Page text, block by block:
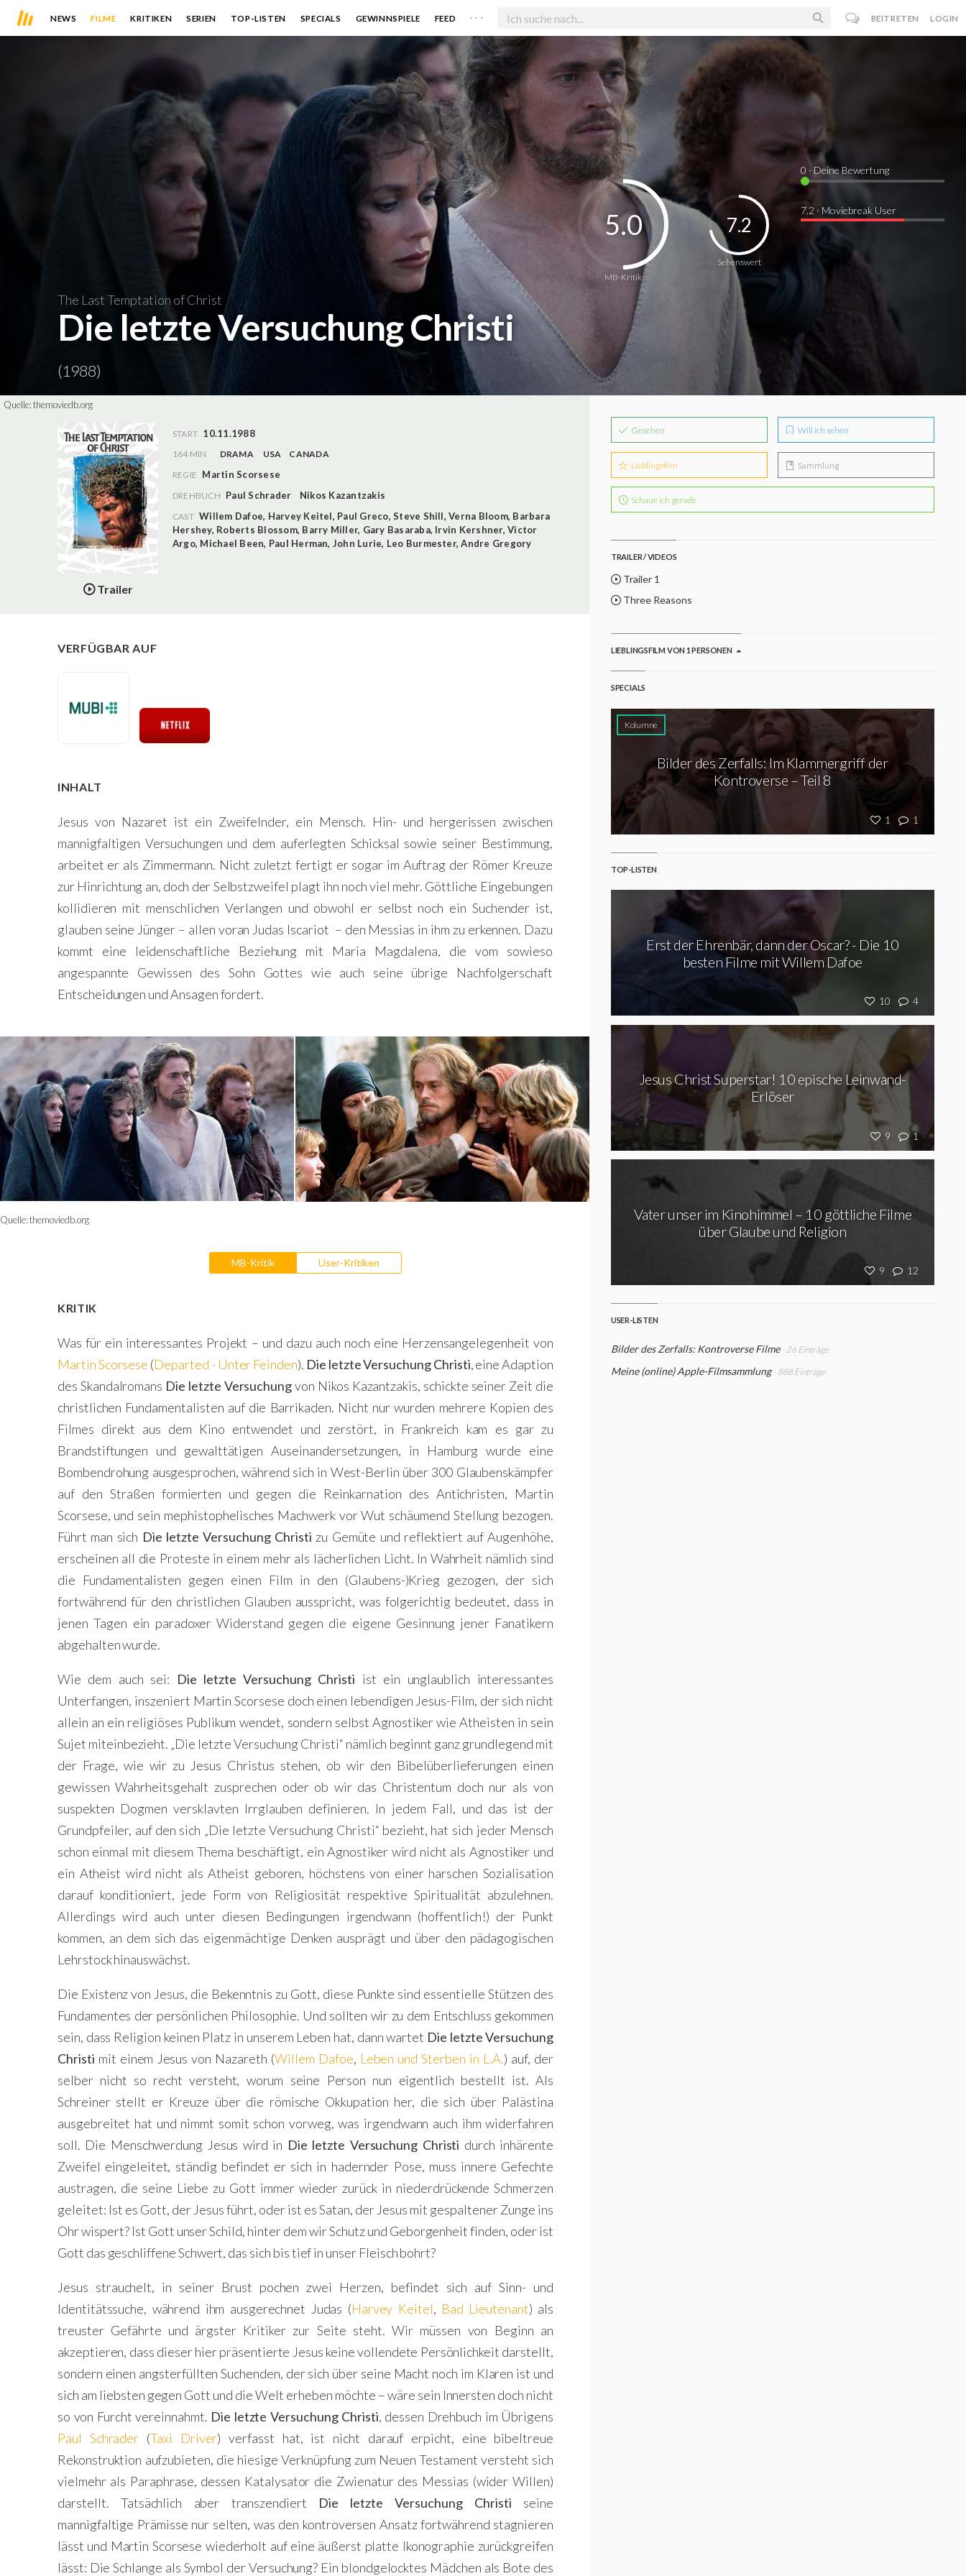
NEWS FILME KRITIKEN SERIEN TOP-LISTEN SPECIALS GEWINNSPIELE FEED . . . BEITRETEN LOGIN
The Last Temptation of Christ
Die letzte Versuchung Christi
(1988)
MB-Kritik
5.0
Sehenswert
7.2
0 · Deine Bewertung
7.2 · Moviebreak User
Quelle:themoviedb.org
Trailer
START 10.11.1988
164 MIN DRAMA USA
CANADA
REGIE Martin Scorsese
DREHBUCH Paul Schrader Nikos Kazantzakis
CAST Willem Dafoe, Harvey Keitel, Paul Greco,Steve Shill,Verna Bloom, Barbara
Hershey, Roberts Blossom, Barry Miller, Gary Basaraba, Irvin Kershner,Victor
Argo, Michael Been, Paul Herman, John Lurie, Leo Burmester,Andre Gregory
VERFÜGBAR AUF
INHALT
Jesus von Nazaret ist ein Zweifelnder, ein Mensch. Hin- und hergerissen zwischen
mannigfaltigen Versuchungen und dem auferlegten Schicksal sowie seiner Bestimmung,
arbeitet er als Zimmermann. Nicht zuletzt fertigt er sogar im Auftrag der Römer Kreuze
zur Hinrichtung an, doch der Selbstzweifel plagt ihn noch viel mehr. Göttliche Eingebungen
kollidieren mit menschlichen Verlangen und obwohl er selbst noch ein Suchender ist,
glauben seine Jünger – allen voran Judas Iscariot – den Messias in ihm zu erkennen. Dazu
kommt eine leidenschaftliche Beziehung mit Maria Magdalena, die vom sowieso
angespannte Gewissen des Sohn Gottes wie auch seine übrige Nachfolgerschaft
Entscheidungen und Ansagen fordert.
Quelle:themoviedb.org
MB-Kritik User-Kritiken
KRITIK
Was für ein interessantes Projekt – und dazu auch noch eine Herzensangelegenheit von
Martin Scorsese (Departed - Unter Feinden). Die letzte Versuchung Christi, eine Adaption
des Skandalromans Die letzte Versuchungvon Nikos Kazantzakis, schickte seiner Zeit die
christlichen Fundamentalisten auf die Barrikaden. Nicht nur wurden mehrere Kopien des
Filmes direkt aus dem Kino entwendet und zerstört, in Frankreich kam es gar zu
Brandstiftungen und gewalttätigen Auseinandersetzungen, in Hamburg wurde eine
Bombendrohung ausgesprochen, während sich in West-Berlin über 300 Glaubenskämpfer
auf den Straßen formierten und gegen die Reinkarnation des Antichristen, Martin
Scorsese, und sein mephistophelisches Machwerk vor Wut schäumend Stellung bezogen.
Führt man sich Die letzte Versuchung Christi zu Gemüte und reflektiert auf Augenhöhe,
erscheinen all die Proteste in einem mehr als lächerlichen Licht. In Wahrheit nämlich sind
die Fundamentalisten gegen einen Film in den (Glaubens-)Krieg gezogen, der sich
fortwährend für den christlichen Glauben ausspricht, was folgerichtig bedeutet, dass in
jenen Tagen ein paradoxer Widerstand gegen die eigene Gesinnung jener Fanatikern
abgehalten wurde.
Wie dem auch sei: Die letzte Versuchung Christi ist ein unglaublich interessantes
Unterfangen, inszeniert Martin Scorsese doch einen lebendigen Jesus-Film, der sich nicht
allein an ein religiöses Publikum wendet, sondern selbst Agnostiker wie Atheisten in sein
Sujet miteinbezieht. „Die letzte Versuchung Christi“ nämlich beginnt ganz grundlegend mit
der Frage, wie wir zu Jesus Christus stehen, ob wir den Bibelüberlieferungen einen
gewissen Wahrheitsgehalt zusprechen oder ob wir das Christentum doch nur als von
suspekten Dogmen versklavten Irrglauben definieren. In jedem Fall, und das ist der
Grundpfeiler, auf den sich „Die letzte Versuchung Christi“ bezieht, hat sich jeder Mensch
schon einmal mit diesem Thema beschäftigt, ein Agnostiker wird nicht als Agnostiker und
ein Atheist wird nicht als Atheist geboren, höchstens von einer harschen Sozialisation
darauf konditioniert, jede Form von Religiosität respektive Spiritualität abzulehnen.
Allerdings wird auch unter diesen Bedingungen irgendwann (hoffentlich!) der Punkt
kommen, an dem sich das eigenmächtige Denken ausprägt und über den pädagogischen
Lehrstock hinauswächst.
Die Existenz von Jesus, die Bekenntnis zu Gott, diese Punkte sind essentielle Stützen des
Fundamentes der persönlichen Philosophie. Und sollten wir zu dem Entschluss gekommen
sein, dass Religion keinen Platz in unserem Leben hat, dann wartet Die letzte Versuchung
Christi mit einem Jesus von Nazareth (Willem Dafoe, Leben und Sterben in L.A.) auf, der
selber nicht so recht versteht, worum seine Person nun eigentlich bestellt ist. Als
Schreiner stellt er Kreuze über die römische Okkupation her, die sich über Palästina
ausgebreitet hat und nimmt somit schon vorweg, was irgendwann auch ihm widerfahren
soll. Die Menschwerdung Jesus wird in Die letzte Versuchung Christi durch inhärente
Zweifel eingeleitet, ständig befindet er sich in hadernder Pose, muss innere Gefechte
austragen, die seine Liebe zu Gott immer wieder zurück in niederdrückende Schmerzen
geleitet: Ist es Gott, der Jesus führt, oder ist es Satan, der Jesus mit gespaltener Zunge ins
Ohr wispert? Ist Gott unser Schild, hinter dem wir Schutz und Geborgenheit finden, oder ist
Gott das geschliffene Schwert, das sich bis tief in unser Fleisch bohrt?
Jesus strauchelt, in seiner Brust pochen zwei Herzen, befindet sich auf Sinn- und
Identitätssuche, während ihm ausgerechnet Judas (Harvey Keitel, Bad Lieutenant) als
treuster Gefährte und ärgster Kritiker zur Seite steht. Wir müssen von Beginn an
akzeptieren, dass dieser hier präsentierte Jesus keine vollendete Persönlichkeit darstellt,
sondern einen angsterfüllten Suchenden, der sich über seine Macht noch im Klaren ist und
sich am liebsten gegen Gott und die Welt erheben möchte – wäre sein Innersten doch nicht
so von Furcht vereinnahmt. Die letzte Versuchung Christi, dessen Drehbuch im Übrigens
Paul Schrader (Taxi Driver) verfasst hat, ist nicht darauf erpicht, eine bibeltreue
Rekonstruktion aufzubieten, die hiesige Verknüpfung zum Neuen Testament versteht sich
vielmehr als Paraphrase, dessen Katalysator die Zwienatur des Messias (wider Willen)
darstellt. Tatsächlich aber transzendiert Die letzte Versuchung Christi seine
mannigfaltige Prämisse nur selten, was den kontroversen Ansatz fortwährend stagnieren
lässt und Martin Scorsese wiederholt auf eine äußerst platte Ikonographie zurückgreifen
lässt: Die Schlange als Symbol der Versuchung? Ein blondgelocktes Mädchen als Bote des
Gesehen Will ich sehen
Lieblingsfilm Sammlung
Schaue ich gerade
TRAILER / VIDEOS
Trailer 1
Three Reasons
LIEBLINGSFILM VON 1 PERSONEN
SPECIALS
Kolumne
1 1
Bilder des Zerfalls: Im Klammergriff der
Kontroverse – Teil 8
TOP-LISTEN
10 4
Erst der Ehrenbär, dann der Oscar? - Die 10
besten Filme mit Willem Dafoe
9 1
Jesus Christ Superstar! 10 epische Leinwand-
Erlöser
9 12
Vater unser im Kinohimmel – 10 göttliche Filme
über Glaube und Religion
USER-LISTEN
Bilder des Zerfalls: Kontroverse Filme - 26 Einträge
Meine (online) Apple-Filmsammlung - 888 Einträge